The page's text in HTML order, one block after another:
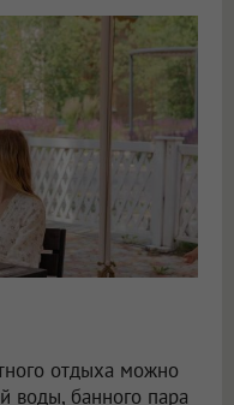
отдыха можно
воды, банного пара